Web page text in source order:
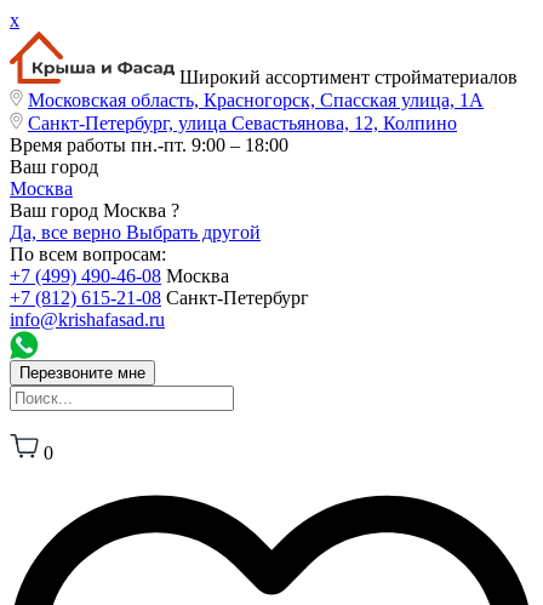
x
Широкий ассортимент стройматериалов
Московская область, Красногорск, Спасская улица, 1А
Санкт-Петербург, улица Севастьянова, 12, Колпино
Время работы пн.-пт. 9:00 – 18:00
Ваш город
Москва
Ваш город Москва ?
Да, все верно Выбрать другой
По всем вопросам:
+7 (499) 490-46-08 Москва
+7 (812) 615-21-08 Санкт-Петербург
info@krishafasad.ru
Перезвоните мне
0